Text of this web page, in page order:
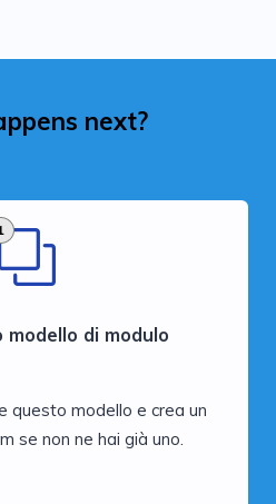
next?
modello di modulo
questo modello e crea un
se non ne hai già uno.